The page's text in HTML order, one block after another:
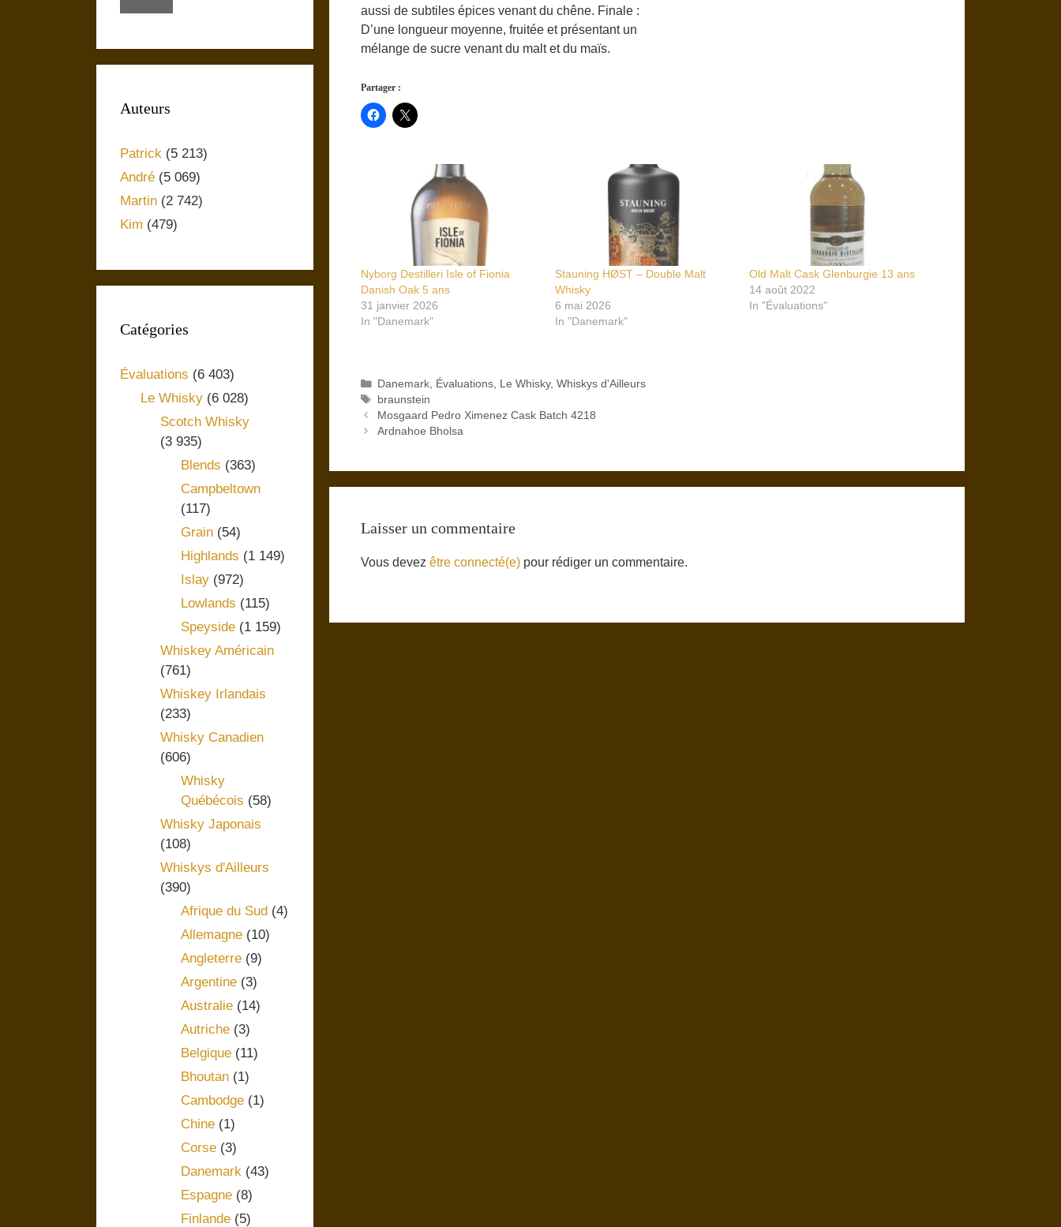
aussi de subtiles épices venant du chêne. Finale :
D’une longueur moyenne, fruitée et présentant un
mélange de sucre venant du malt et du maïs.
Partager :
Nyborg Destilleri Isle of Fionia
Danish Oak 5 ans
31 janvier 2026
In "Danemark"
Stauning HØST – Double Malt
Whisky
6 mai 2026
In "Danemark"
Old Malt Cask Glenburgie 13 ans
14 août 2022
In "Évaluations"
Catégories
Danemark Évaluations Le Whisky,Whiskys d'Ailleurs
Étiquettes
braunstein
Mosgaard Pedro Ximenez Cask Batch 4218
Ardnahoe Bholsa
Laisser un commentaire
Vous devez être connecté(e) pour rédiger un commentaire.
Auteurs
Patrick (5 213)
André (5 069)
Martin (2 742)
Kim (479)
Catégories
Évaluations (6 403)
Le Whisky(6 028)
Scotch Whisky
(3 935)
Blends (363)
Campbeltown
(117)
Grain(54)
Highlands (1 149)
Islay(972)
Lowlands (115)
Speyside(1 159)
Whiskey Américain
(761)
Whiskey Irlandais
(233)
Whisky Canadien
(606)
Whisky
Québécois (58)
Whisky Japonais
(108)
Whiskys d'Ailleurs
(390)
Afrique du Sud(4)
Allemagne(10)
Angleterre(9)
Argentine(3)
Australie(14)
Autriche(3)
Belgique(11)
Bhoutan(1)
Cambodge(1)
Chine(1)
Corse(3)
Danemark (43)
Espagne(8)
Finlande(5)